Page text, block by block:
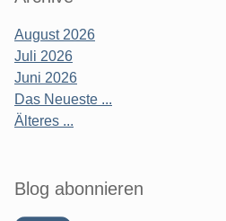
August 2026
Juli 2026
Juni 2026
Das Neueste ...
Älteres ...
Blog abonnieren